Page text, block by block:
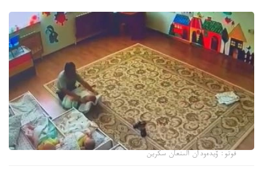
فوتو: ۆيدەودان الىنعان سكرين